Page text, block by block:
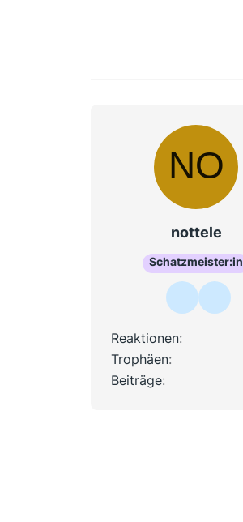
nottele
Schatzmeister:in
Reaktionen
Trophäen
Beiträge